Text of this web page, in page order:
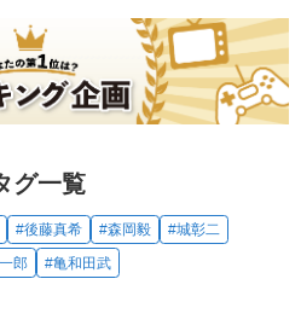
グ一覧
#後藤真希 #森岡毅
#城彰二
郎 #亀和田武